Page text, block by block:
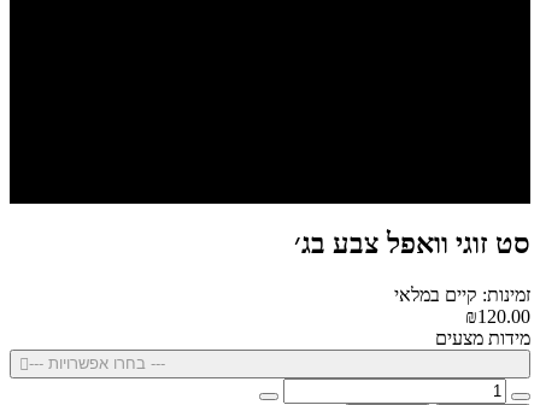
סט זוגי וואפל צבע בג׳
זמינות: קיים במלאי
₪120.00
מידות מצעים
--- בחרו אפשרויות ---